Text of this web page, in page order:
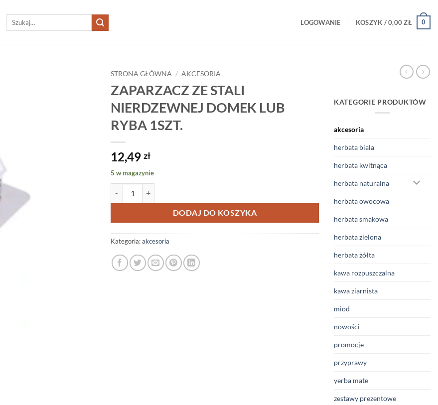
Szukaj:
LOGOWANIE KOSZYK /0,00ZŁ 0
STRONA GŁÓWNA / AKCESORIA
ZAPARZACZ ZE STALI
NIERDZEWNEJ DOMEK LUB
RYBA 1SZT.
12,49 zł
5 w magazynie
DODAJ DO KOSZYKA
Kategoria:akcesoria
KATEGORIE PRODUKTÓW
akcesoria
herbata biala
herbata kwitnąca
herbata naturalna
herbata owocowa
herbata smakowa
herbata zielona
herbata żółta
kawa rozpuszczalna
kawa ziarnista
miod
nowości
promocje
przyprawy
yerba mate
zestawy prezentowe